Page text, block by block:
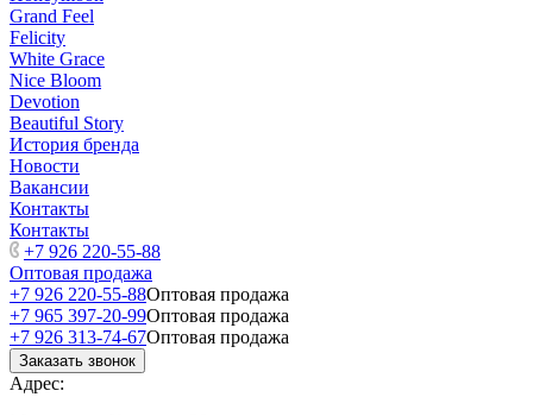
Grand Feel
Felicity
White Grace
Nice Bloom
Devotion
Beautiful Story
История бренда
Новости
Вакансии
Контакты
Контакты
+7 926 220-55-88
Оптовая продажа
+7 926 220-55-88Оптовая продажа
+7 965 397-20-99Оптовая продажа
+7 926 313-74-67Оптовая продажа
Заказать звонок
Адрес: